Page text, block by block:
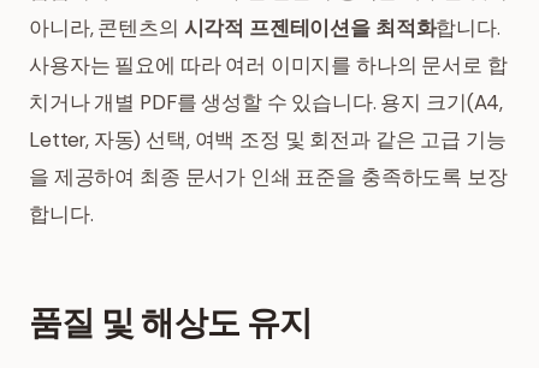
아니라, 콘텐츠의 시각적 프젠테이션을 최적화합니다.
사용자는 필요에 따라 여러 이미지를 하나의 문서로 합
치거나 개별 PDF를 생성할 수 있습니다. 용지 크기(A4,
Letter, 자동) 선택, 여백 조정 및 회전과 같은 고급 기능
을 제공하여 최종 문서가 인쇄 표준을 충족하도록 보장
합니다.
품질 및 해상도 유지